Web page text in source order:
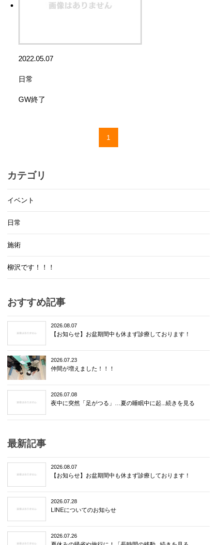
2022.05.07
日常
GW終了
1
カテゴリ
イベント
日常
施術
柳沢です！！！
おすすめ記事
2026.08.07
【お知らせ】お盆期間中も休まず診療しております！
2026.07.23
仲間が増えました！！！
2026.07.08
夜中に突然「足がつる」…夏の睡眠中に起...続きを見る
最新記事
2026.08.07
【お知らせ】お盆期間中も休まず診療しております！
2026.07.28
LINEについてのお知らせ
2026.07.26